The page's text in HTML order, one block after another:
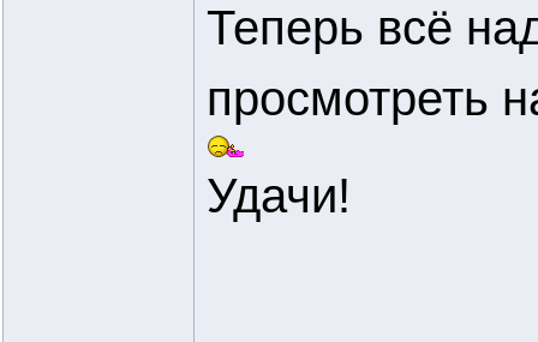
Теперь всё
просмотреть
Удачи!